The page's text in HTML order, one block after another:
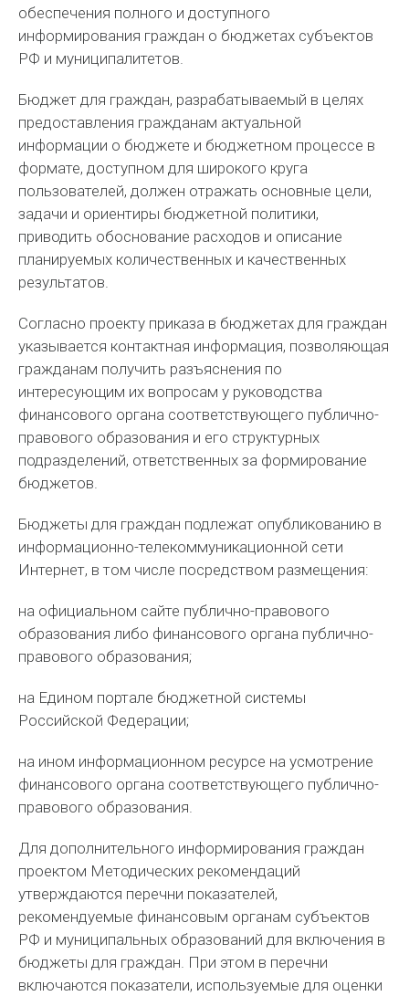
обеспечения полного и доступного
информирования граждан о бюджетах субъектов
РФ и муниципалитетов.
Бюджет для граждан, разрабатываемый в целях
предоставления гражданам актуальной
информации о бюджете и бюджетном процессе в
формате, доступном для широкого круга
пользователей, должен отражать основные цели,
задачи и ориентиры бюджетной политики,
приводить обоснование расходов и описание
планируемых количественных и качественных
результатов.
Согласно проекту приказа в бюджетах для граждан
указывается контактная информация, позволяющая
гражданам получить разъяснения по
интересующим их вопросам у руководства
финансового органа соответствующего публично-
правового образования и его структурных
подразделений, ответственных за формирование
бюджетов.
Бюджеты для граждан подлежат опубликованию в
информационно-телекоммуникационной сети
Интернет, в том числе посредством размещения:
на официальном сайте публично-правового
образования либо финансового органа публично-
правового образования;
на Едином портале бюджетной системы
Российской Федерации;
на ином информационном ресурсе на усмотрение
финансового органа соответствующего публично-
правового образования.
Для дополнительного информирования граждан
проектом Методических рекомендаций
утверждаются перечни показателей,
рекомендуемые финансовым органам субъектов
РФ и муниципальных образований для включения в
бюджеты для граждан. При этом в перечни
включаются показатели, используемые для оценки